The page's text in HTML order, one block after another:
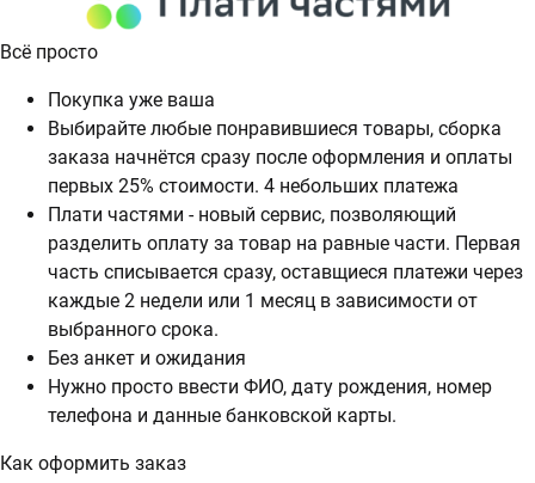
Всё просто
Покупка уже ваша
Выбирайте любые понравившиеся товары, сборка
заказа начнётся сразу после оформления и оплаты
первых 25% стоимости. 4 небольших платежа
Плати частями - новый сервис, позволяющий
разделить оплату за товар на равные части. Первая
часть списывается сразу, оставщиеся платежи через
каждые 2 недели или 1 месяц в зависимости от
выбранного срока.
Без анкет и ожидания
Нужно просто ввести ФИО, дату рождения, номер
телефона и данные банковской карты.
Как оформить заказ